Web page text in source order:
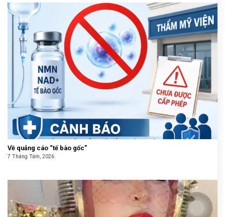
Về quảng cáo “tế bào gốc”
7 Tháng Tám, 2026